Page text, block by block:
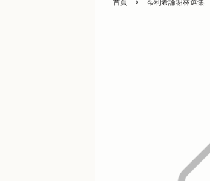
首頁 › 蒂利希論謝林選集